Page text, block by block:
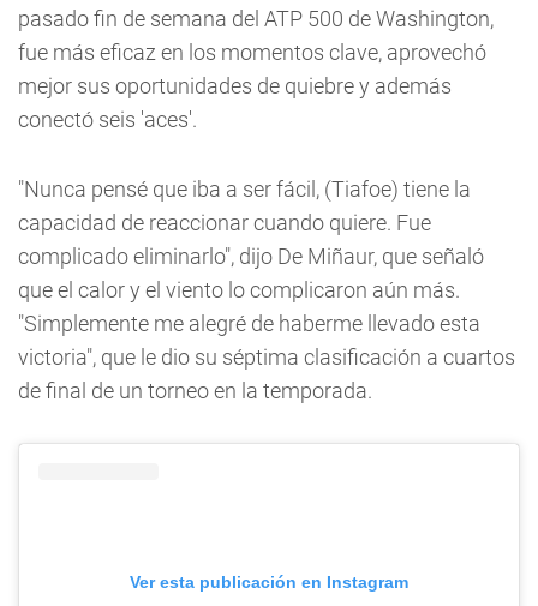
pasado fin de semana del ATP 500 de Washington,
fue más eficaz en los momentos clave, aprovechó
mejor sus oportunidades de quiebre y además
conectó seis 'aces'.
"Nunca pensé que iba a ser fácil, (Tiafoe) tiene la
capacidad de reaccionar cuando quiere. Fue
complicado eliminarlo", dijo De Miñaur, que señaló
que el calor y el viento lo complicaron aún más.
"Simplemente me alegré de haberme llevado esta
victoria", que le dio su séptima clasificación a cuartos
de final de un torneo en la temporada.
Ver esta publicación en Instagram